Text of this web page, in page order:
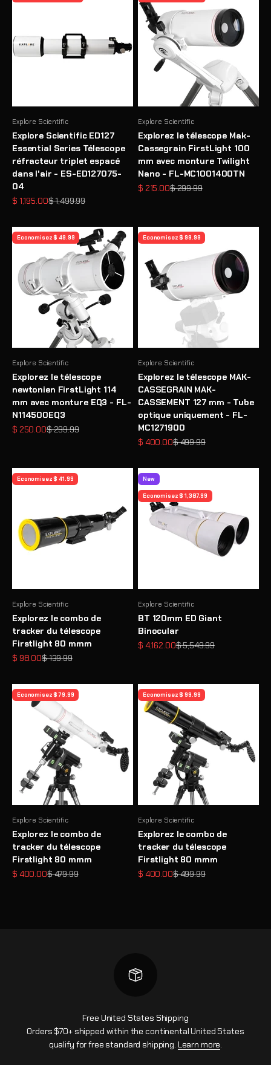
Explore Scientific
Explore Scientific ED127
Essential Series Télescope
réfracteur triplet espacé
dans l'air - ES-ED127075-
04
Prix de vente
$ 1,195.00Prix normal
$ 1,499.99
Explore Scientific
Explorez le télescope Mak-
Cassegrain FirstLight 100
mm avec monture Twilight
Nano - FL-MC1001400TN
Prix de vente
$ 215.00Prix normal
$ 299.99
Economisez $ 49.99
Explore Scientific
Explorez le télescope
newtonien FirstLight 114
mm avec monture EQ3 - FL-
N114500EQ3
Prix de vente
$ 250.00Prix normal
$ 299.99
Economisez $ 99.99
Explore Scientific
Explorez le télescope MAK-
CASSEGRAIN MAK-
CASSEMENT 127 mm - Tube
optique uniquement - FL-
MC1271900
Prix de vente
$ 400.00Prix normal
$ 499.99
Economisez $ 41.99
Explore Scientific
Explorez le combo de
tracker du télescope
Firstlight 80 mmm
Prix de vente
$ 98.00Prix normal
$ 139.99
New
Economisez $ 1,387.99
Explore Scientific
BT 120mm ED Giant
Binocular
Prix de vente
$ 4,162.00Prix normal
$ 5,549.99
Economisez $ 79.99
Explore Scientific
Explorez le combo de
tracker du télescope
Firstlight 80 mmm
Prix de vente
$ 400.00Prix normal
$ 479.99
Economisez $ 99.99
Explore Scientific
Explorez le combo de
tracker du télescope
Firstlight 80 mmm
Prix de vente
$ 400.00Prix normal
$ 499.99
Free United States Shipping
Orders $70+ shipped within the continental United States
qualify for free standard shipping. Learn more.